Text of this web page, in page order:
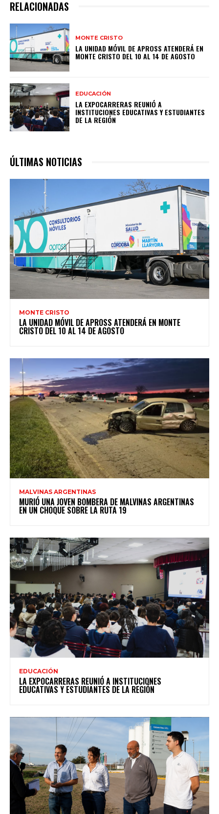
RELACIONADAS
MONTE CRISTO
LA UNIDAD MÓVIL DE APROSS ATENDERÁ EN
MONTE CRISTO DEL 10 AL 14 DE AGOSTO
EDUCACIÓN
LA EXPOCARRERAS REUNIÓ A
INSTITUCIONES EDUCATIVAS Y ESTUDIANTES
DE LA REGIÓN
ÚLTIMAS NOTICIAS
MONTE CRISTO
LA UNIDAD MÓVIL DE APROSS ATENDERÁ EN MONTE
CRISTO DEL 10 AL 14 DE AGOSTO
MALVINAS ARGENTINAS
MURIÓ UNA JOVEN BOMBERA DE MALVINAS ARGENTINAS
EN UN CHOQUE SOBRE LA RUTA 19
EDUCACIÓN
LA EXPOCARRERAS REUNIÓ A INSTITUCIONES
EDUCATIVAS Y ESTUDIANTES DE LA REGIÓN